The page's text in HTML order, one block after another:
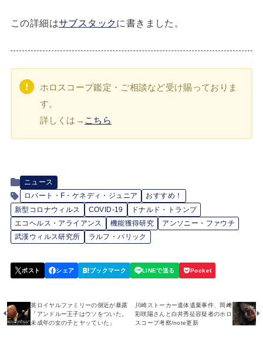
この詳細はサブスタックに書きました。
ホロスコープ鑑定・ご相談など受け賜っておりま
す。
詳しくは→ こちら
ニュース
ロバート・F・ケネディ・ジュニア
おすすめ！
新型コロナウィルス
COVID-19
ドナルド・トランプ
エコヘルス・アライアンス
機能獲得研究
アンソニー・ファウチ
武漢ウィルス研究所
ラルフ・バリック
英ロイヤルファミリーの側近が暴露
「アンドルー王子はウソをついた。
未成年の女の子とヤッていた」
川崎ストーカー遺体遺棄事件、岡﨑
彩咲陽さんと白井秀征容疑者のホロ
スコープ考察/note更新